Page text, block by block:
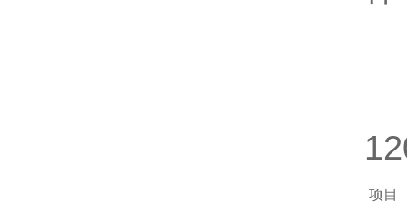
项目